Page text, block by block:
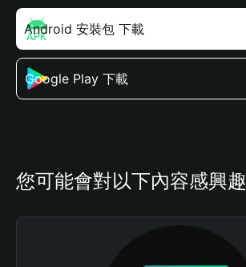
Android 安裝包 下載
Google Play 下載
您可能會對以下內容感興趣